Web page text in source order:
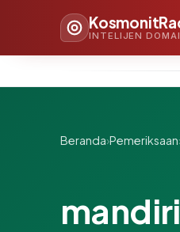
INTELIJEN
Beranda›Pemeriksaan